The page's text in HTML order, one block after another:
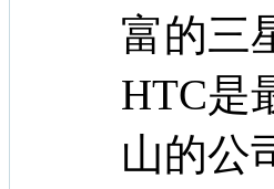
富的三
HTC是
山的公